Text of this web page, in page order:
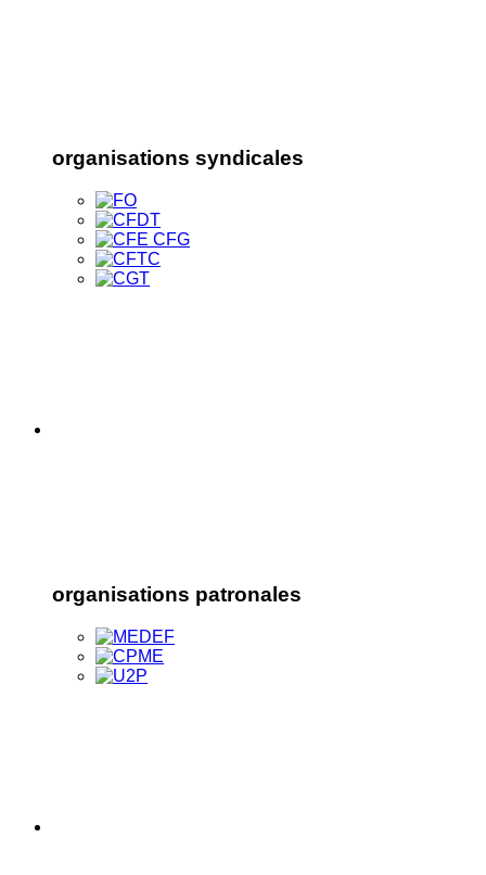
organisations syndicales
organisations patronales